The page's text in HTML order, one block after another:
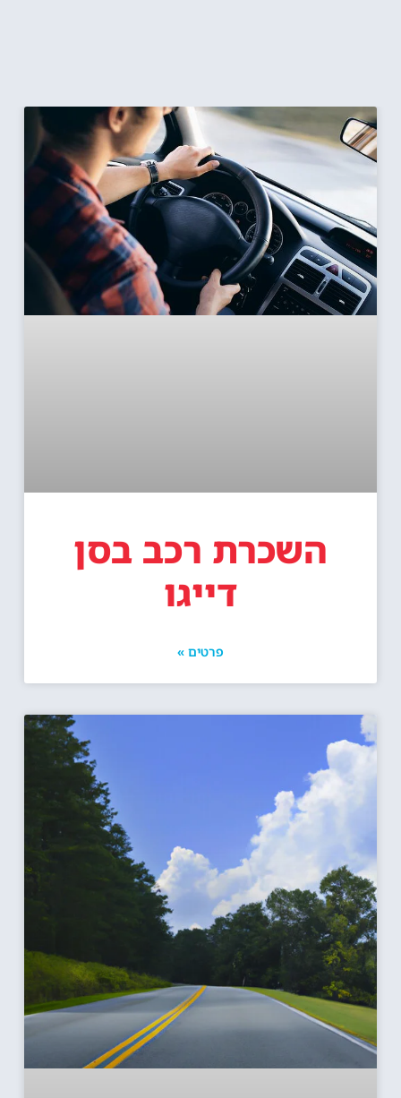
השכרת רכב בסן
דייגו
פרטים »